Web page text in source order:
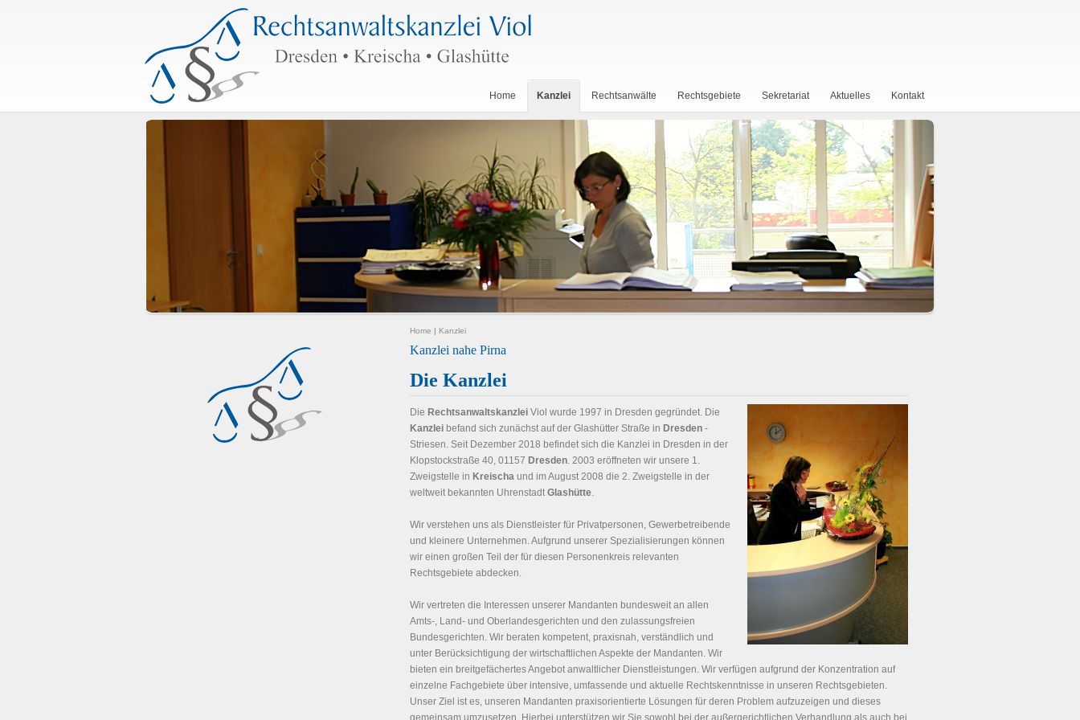
Home Kanzlei Rechtsanwälte Rechtsgebiete Sekretariat Aktuelles Kontakt
Home | Kanzlei
Kanzlei nahe Pirna
Die Kanzlei
Die Rechtsanwaltskanzlei Viol wurde 1997 in Dresden gegründet. Die
Kanzlei befand sich zunächst auf der Glashütter Straße in Dresden -
Striesen. Seit Dezember 2018 befindet sich die Kanzlei in Dresden in der
Klopstockstraße 40, 01157 Dresden. 2003 eröffneten wir unsere 1.
Zweigstelle in Kreischa und im August 2008 die 2. Zweigstelle in der
weltweit bekannten UhrenstadtGlashütte.
Wir verstehen uns als Dienstleister für Privatpersonen, Gewerbetreibende
und kleinere Unternehmen. Aufgrund unserer Spezialisierungen können
wir einen großen Teil der für diesen Personenkreis relevanten
Rechtsgebiete abdecken.
Wir vertreten die Interessen unserer Mandanten bundesweit an allen
Amts-, Land- und Oberlandesgerichten und den zulassungsfreien
Bundesgerichten. Wir beraten kompetent, praxisnah, verständlich und
unter Berücksichtigung der wirtschaftlichen Aspekte der Mandanten. Wir
bieten ein breitgefächertes Angebot anwaltlicher Dienstleistungen. Wir verfügen aufgrund der Konzentration auf
einzelne Fachgebiete über intensive, umfassende und aktuelle Rechtskenntnisse in unseren Rechtsgebieten.
Unser Ziel ist es, unseren Mandanten praxisorientierte Lösungen für deren Problem aufzuzeigen und dieses
gemeinsam umzusetzen. Hierbei unterstützen wir Sie sowohl bei der außergerichtlichen Verhandlung als auch bei